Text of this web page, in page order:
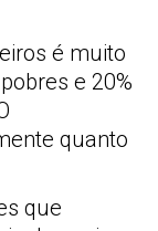
é muito
e 20%
quanto
que